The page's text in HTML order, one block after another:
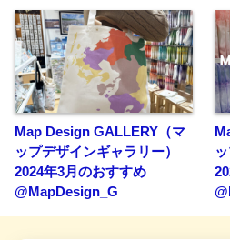
Map Design GALLERY（マ
ップデザインギャラリー）
2024年3月のおすすめ
@MapDesign_G